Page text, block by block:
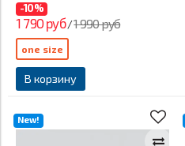
-10%
1 790 руб/1 990 руб
В корзину
one size
New!